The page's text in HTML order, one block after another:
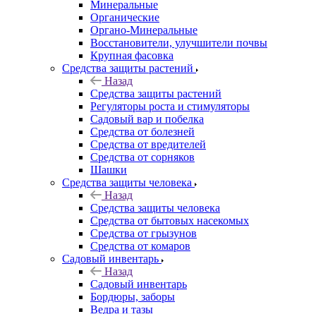
Минеральные
Органические
Органо-Минеральные
Восстановители, улучшители почвы
Крупная фасовка
Средства защиты растений
Назад
Средства защиты растений
Регуляторы роста и стимуляторы
Садовый вар и побелка
Средства от болезней
Средства от вредителей
Средства от сорняков
Шашки
Средства защиты человека
Назад
Средства защиты человека
Средства от бытовых насекомых
Средства от грызунов
Средства от комаров
Садовый инвентарь
Назад
Садовый инвентарь
Бордюры, заборы
Ведра и тазы